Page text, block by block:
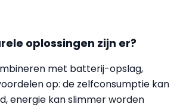
oplossingen zijn er?
met batterij-opslag,
op: de zelfconsumptie kan
energie kan slimmer worden